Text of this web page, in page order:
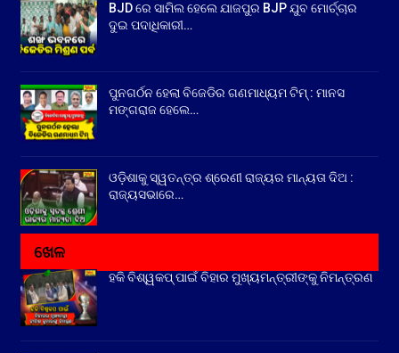
BJD ରେ ସାମିଲ ହେଲେ ଯାଜପୁର BJP ଯୁବ ମୋର୍ଚ୍ଚାର
ଦୁଇ ପଦାଧିକାରୀ…
ପୁନଗର୍ଠନ ହେଲା ବିଜେଡିର ଗଣମାଧ୍ୟମ ଟିମ୍ : ମାନସ
ମଙ୍ଗରାଜ ହେଲେ…
ଓଡ଼ିଶାକୁ ସ୍ୱତନ୍ତ୍ର ଶ୍ରେଣୀ ରାଜ୍ୟର ମାନ୍ୟତା ଦିଅ :
ରାଜ୍ୟସଭାରେ…
ଖେଳ
ହକି ବିଶ୍ୱକପ୍ ପାଇଁ ବିହାର ମୁଖ୍ୟମନ୍ତ୍ରୀଙ୍କୁ ନିମନ୍ତ୍ରଣ